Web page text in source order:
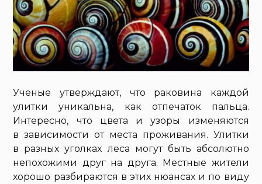
Ученые утверждают, что раковина каждой
улитки уникальна, как отпечаток пальца.
Интересно, что цвета и узоры изменяются
в зависимости от места проживания. Улитки
в разных уголках леса могут быть абсолютно
непохожими друг на друга. Местные жители
хорошо разбираются в этих нюансах и по виду